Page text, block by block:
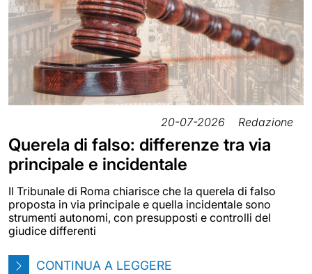
20-07-2026 Redazione
Querela di falso: differenze tra via
principale e incidentale
Il Tribunale di Roma chiarisce che la querela di falso
proposta in via principale e quella incidentale sono
strumenti autonomi, con presupposti e controlli del
giudice differenti
CONTINUA A LEGGERE